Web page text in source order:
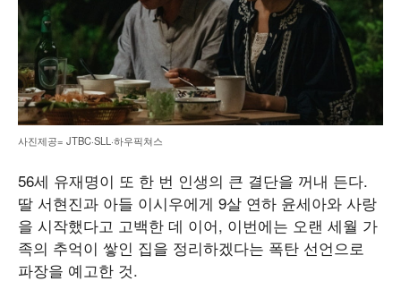
사진제공= JTBC·SLL·하우픽쳐스
56세 유재명이 또 한 번 인생의 큰 결단을 꺼내 든다.
딸 서현진과 아들 이시우에게 9살 연하 윤세아와 사랑
을 시작했다고 고백한 데 이어, 이번에는 오랜 세월 가
족의 추억이 쌓인 집을 정리하겠다는 폭탄 선언으로
파장을 예고한 것.